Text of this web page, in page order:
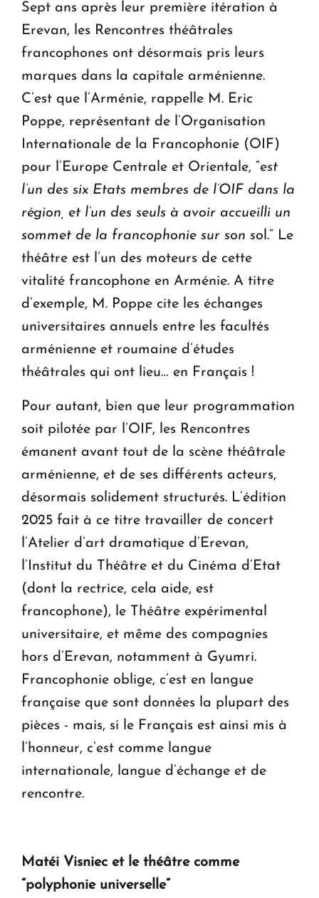
Sept ans après leur première itération à
Erevan, les Rencontres théâtrales
francophones ont désormais pris leurs
marques dans la capitale arménienne.
C’est que l’Arménie, rappelle M. Eric
Poppe, représentant de l’Organisation
Internationale de la Francophonie (OIF)
pour l’Europe Centrale et Orientale, “est
l’un des six Etats membres de l’OIF dans la
région, et l’un des seuls à avoir accueilli un
sommet de la francophonie sur son sol.” Le
théâtre est l’un des moteurs de cette
vitalité francophone en Arménie. A titre
d’exemple, M. Poppe cite les échanges
universitaires annuels entre les facultés
arménienne et roumaine d’études
théâtrales qui ont lieu… en Français !
Pour autant, bien que leur programmation
soit pilotée par l’OIF, les Rencontres
émanent avant tout de la scène théâtrale
arménienne, et de ses différents acteurs,
désormais solidement structurés. L’édition
2025 fait à ce titre travailler de concert
l’Atelier d’art dramatique d’Erevan,
l’Institut du Théâtre et du Cinéma d’Etat
(dont la rectrice, cela aide, est
francophone), le Théâtre expérimental
universitaire, et même des compagnies
hors d’Erevan, notamment à Gyumri.
Francophonie oblige, c’est en langue
française que sont données la plupart des
pièces - mais, si le Français est ainsi mis à
l’honneur, c’est comme langue
internationale, langue d’échange et de
rencontre.
Matéi Visniec et le théâtre comme
“polyphonie universelle”